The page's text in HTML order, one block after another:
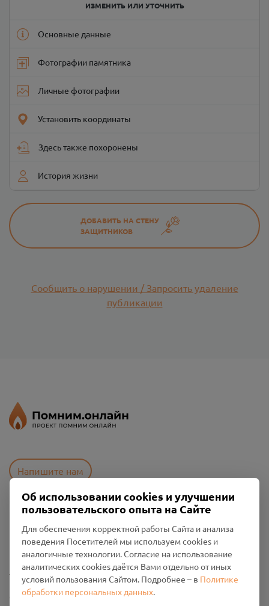
ИЗМЕНИТЬ ИЛИ УТОЧНИТЬ
Основные данные
Фотографии памятника
Личные фотографии
Установить координаты
Здесь также похоронены
История жизни
ДОБАВИТЬ НА СТЕНУ
ЗАЩИТНИКОВ
Сообщить о нарушении / Запросить удаление
публикации
Напишите нам
Политика конфиденциальности
Промо-материалы
Настройки cookies
Общество с ограниченной ответственностью «Смоленский
Об использовании cookies и улучшении
пользовательского опыта на Сайте
Для обеспечения корректной работы Сайта и анализа
поведения Посетителей мы используем cookies и
аналогичные технологии. Согласие на использование
аналитических cookies даётся Вами отдельно от иных
условий пользования Сайтом. Подробнее – в Политике
обработки персональных данных.